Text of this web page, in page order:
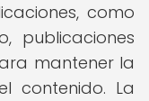
como
publicaciones
mantener la
contenido. La